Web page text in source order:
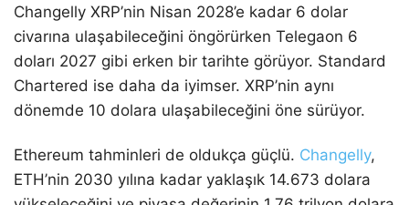
Changelly XRP’nin Nisan 2028’e kadar 6 dolar
civarına ulaşabileceğini öngörürken Telegaon 6
doları 2027 gibi erken bir tarihte görüyor. Standard
Chartered ise daha da iyimser. XRP’nin aynı
dönemde 10 dolara ulaşabileceğini öne sürüyor.
Ethereum tahminleri de oldukça güçlü. Changelly,
ETH’nin 2030 yılına kadar yaklaşık 14.673 dolara